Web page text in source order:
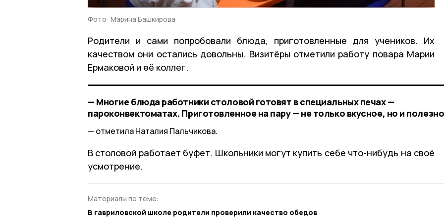
Фото: Марина Башкирова
Родители и сами попробовали блюда, приготовленные для учеников. Их
качеством они остались довольны. Визитёры отметили работу повара Марии
Ермаковой и её коллег.
— Многие блюда работники столовой готовят в специальных печах —
пароконвектоматах. Приготовленное на пару — не только вкусное, но и
отметила Наталия Пальчикова.
В столовой работает буфет. Школьники могут купить себе что-нибудь на своё
усмотрение.
Материалы по теме:
В гавриловской школе родители проверили качество обедов